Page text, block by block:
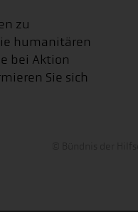
zu
humanitären
bei Aktion
Sie sich